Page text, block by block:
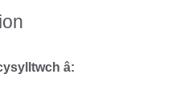
â: